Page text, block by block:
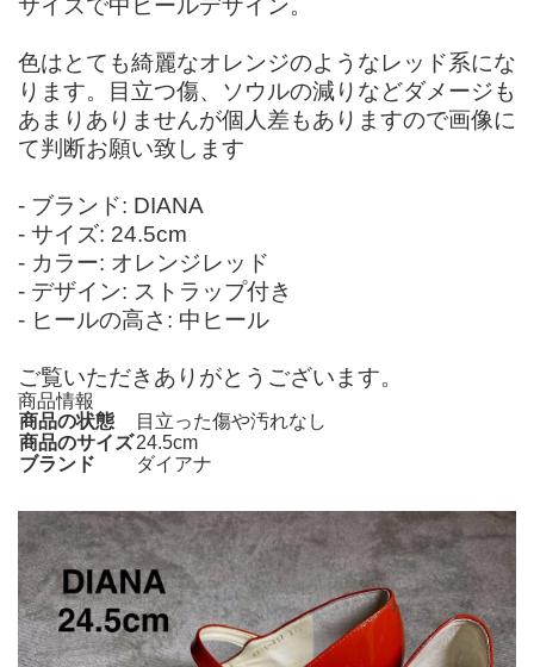
サイズで中ヒールデザイン。
色はとても綺麗なオレンジのようなレッド系にな
ります。目立つ傷、ソウルの減りなどダメージも
あまりありませんが個人差もありますので画像に
て判断お願い致します
- ブランド: DIANA
- サイズ: 24.5cm
- カラー: オレンジレッド
- デザイン: ストラップ付き
- ヒールの高さ: 中ヒール
ご覧いただきありがとうございます。
商品情報
商品の状態
目立った傷や汚れなし
商品のサイズ24.5cm
ブランド
ダイアナ